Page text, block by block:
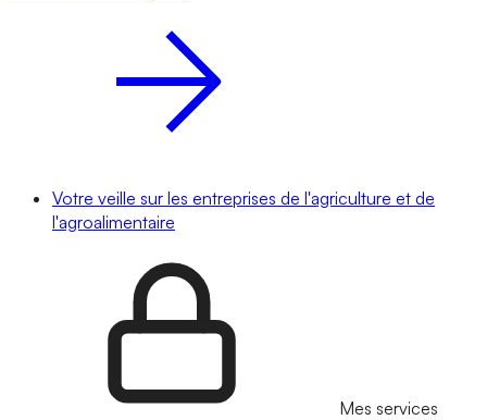
Votre veille sur les entreprises de l'agriculture et de
l'agroalimentaire
Mes services